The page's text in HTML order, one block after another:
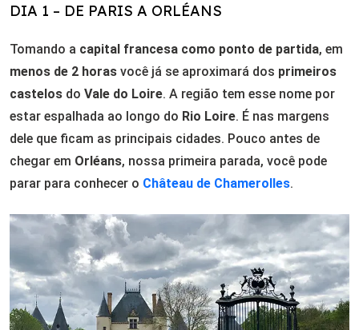
DIA 1 – DE PARIS A ORLÉANS
Tomando a capital francesa como ponto de partida, em
menos de 2 horas você já se aproximará dos primeiros
castelos do Vale do Loire. A região tem esse nome por
estar espalhada ao longo do Rio Loire. É nas margens
dele que ficam as principais cidades. Pouco antes de
chegar em Orléans, nossa primeira parada, você pode
parar para conhecer o Château de Chamerolles.